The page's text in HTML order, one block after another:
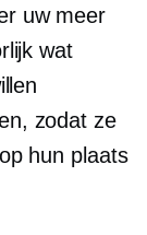
uw meer
wat
zodat ze
hun plaats